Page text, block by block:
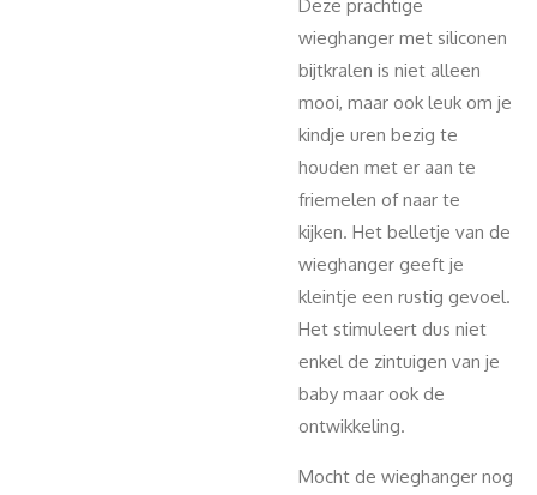
Deze prachtige
wieghanger met siliconen
bijtkralen is niet alleen
mooi, maar ook leuk om je
kindje uren bezig te
houden met er aan te
friemelen of naar te
kijken. Het belletje van de
wieghanger geeft je
kleintje een rustig gevoel.
Het stimuleert dus niet
enkel de zintuigen van je
baby maar ook de
ontwikkeling.
Mocht de wieghanger nog